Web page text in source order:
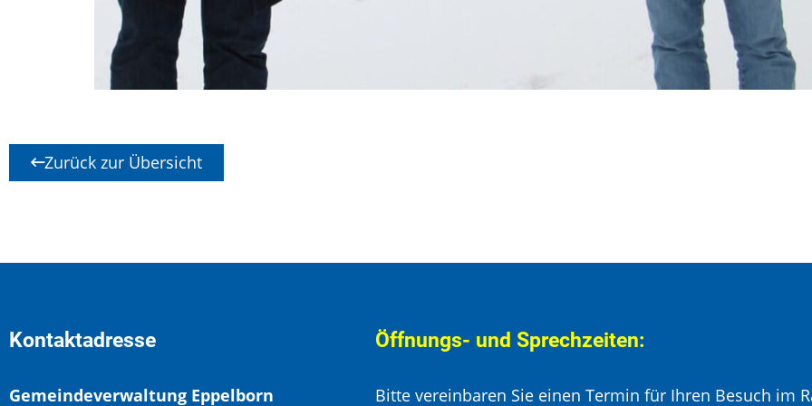
Zurück zur Übersicht
Kontaktadresse
Gemeindeverwaltung Eppelborn
Öffnungs- und Sprechzeiten:
Bitte vereinbaren Sie einen Termin für Ihren Besuch im